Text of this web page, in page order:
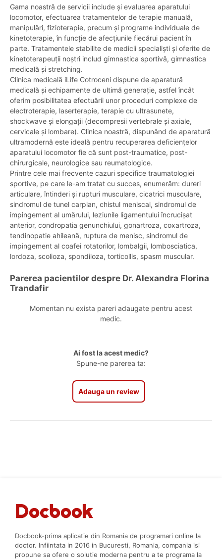
Gama noastră de servicii include și evaluarea aparatului
locomotor, efectuarea tratamentelor de terapie manuală,
manipulări, fizioterapie, precum și programe individuale de
kinetoterapie, în funcție de afecțiunile fiecărui pacient în
parte. Tratamentele stabilite de medicii specialiști și oferite de
kinetoterapeuții noștri includ gimnastica sportivă, gimnastica
medicală și stretching.
Clinica medicală iLife Cotroceni dispune de aparatură
medicală și echipamente de ultimă generație, astfel încât
oferim posibilitatea efectuării unor proceduri complexe de
electroterapie, laserterapie, terapie cu ultrasunete,
shockwave și elongații (decompresii vertebrale și axiale,
cervicale și lombare). Clinica noastră, dispunând de aparatură
ultramodernă este ideală pentru recuperarea deficiențelor
aparatului locomotor fie că sunt post-traumatice, post-
chirurgicale, neurologice sau reumatologice.
Printre cele mai frecvente cazuri specifice traumatologiei
sportive, pe care le-am tratat cu succes, enumerăm: dureri
articulare, întinderi și rupturi musculare, cicatrici musculare,
sindromul de tunel carpian, chistul meniscal, sindromul de
impingement al umărului, leziunile ligamentului încrucișat
anterior, condropatia genunchiului, gonartroza, coxartroza,
tendinopatie ahileană, ruptura de menisc, sindromul de
impingement al coafei rotatorilor, lombalgii, lombosciatica,
lordoza, scolioza, spondiloza, torticollis, spasm muscular.
Parerea pacientilor despre Dr. Alexandra Florina
Trandafir
Momentan nu exista pareri adaugate pentru acest
medic.
Ai fost la acest medic?
Spune-ne parerea ta:
Adauga un review
Docbook-prima aplicatie din Romania de programari online la
doctor. Infiintata in 2016 in Bucuresti, Romania, compania isi
propune sa ofere o solutie moderna pentru a te programa la